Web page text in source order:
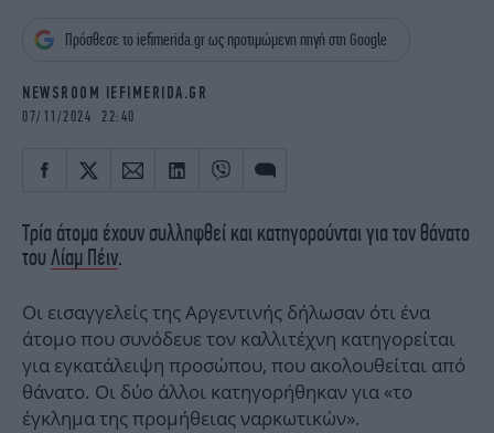
OSCARS
THE OCEAN
Πρόσθεσε το iefimerida.gr ως προτιμώμενη πηγή στη Google
NEWSROOM IEFIMERIDA.GR
07/11/2024 22:40
Τρία άτομα έχουν συλληφθεί και κατηγορούνται για τον θάνατο
του Λίαμ Πέιν.
Οι εισαγγελείς της Αργεντινής δήλωσαν ότι ένα
άτομο που συνόδευε τον καλλιτέχνη κατηγορείται
για εγκατάλειψη προσώπου, που ακολουθείται από
θάνατο. Οι δύο άλλοι κατηγορήθηκαν για «το
έγκλημα της προμήθειας ναρκωτικών».